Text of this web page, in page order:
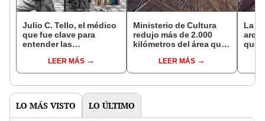
Julio C. Tello, el médico
que fue clave para
entender las
y es considerado como
el ‘Padre de la
LEER MÁS
Ministerio de Cultura
redujo más de 2.000
kilómetros del área que
Líneas de Nazca
LEER MÁS
La
que
LO MÁS VISTO LO ÚLTIMO